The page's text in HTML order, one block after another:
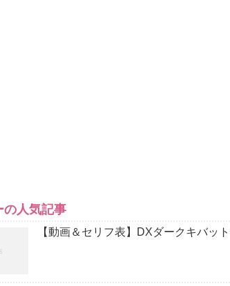
の人気記事
【動画＆セリフ表】DXダークキバ